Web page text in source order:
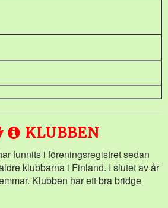
KLUBBEN
funnits i föreningsregistret sedan
klubbarna i Finland. I slutet av år
Klubben har ett bra bridge